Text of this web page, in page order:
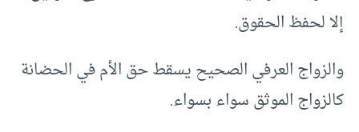
إلا لحفظ الحقوق.
والزواج العرفي الصحيح يسقط حق الأم في الحضانة
كالزواج الموثق سواء بسواء.